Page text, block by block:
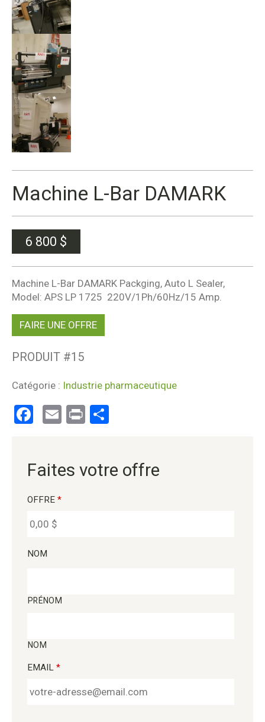
Machine L-Bar DAMARK
6 800 $
Machine L-Bar DAMARK Packging, Auto L Sealer,
Model: APS LP 1725 220V/1Ph/60Hz/15 Amp.
FAIRE UNE OFFRE
PRODUIT #15
Catégorie : Industrie pharmaceutique
Facebook
EmailPrint
Faites votre offre
OFFRE *
NOM
PRÉNOM
NOM
EMAIL *